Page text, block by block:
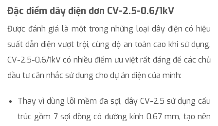
Đặc điểm dây điện đơn CV-2.5-0.6/1kV
Được đánh giá là một trong những loại dây điện có hiệu
suất dẫn điện vượt trội, cùng độ an toàn cao khi sử dụng,
CV-2.5-0.6/1kV có nhiều điểm ưu việt rất đáng để các chủ
đầu tư cân nhắc sử dụng cho dự án điện của mình:
Thay vì dùng lõi mềm đa sợi, dây CV-2.5 sử dụng cấu
trúc gồm 7 sợi đồng có đường kính 0.67 mm, tạo nên